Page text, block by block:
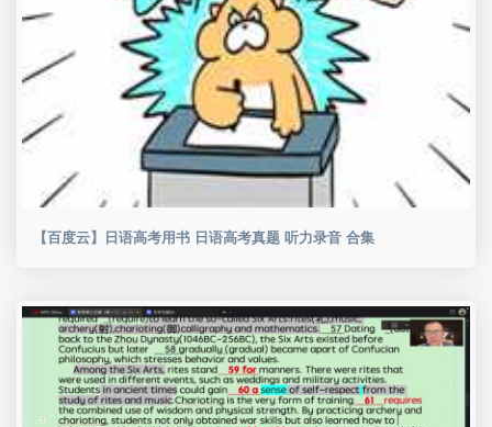
【百度云】日语高考用书 日语高考真题 听力录音 合集